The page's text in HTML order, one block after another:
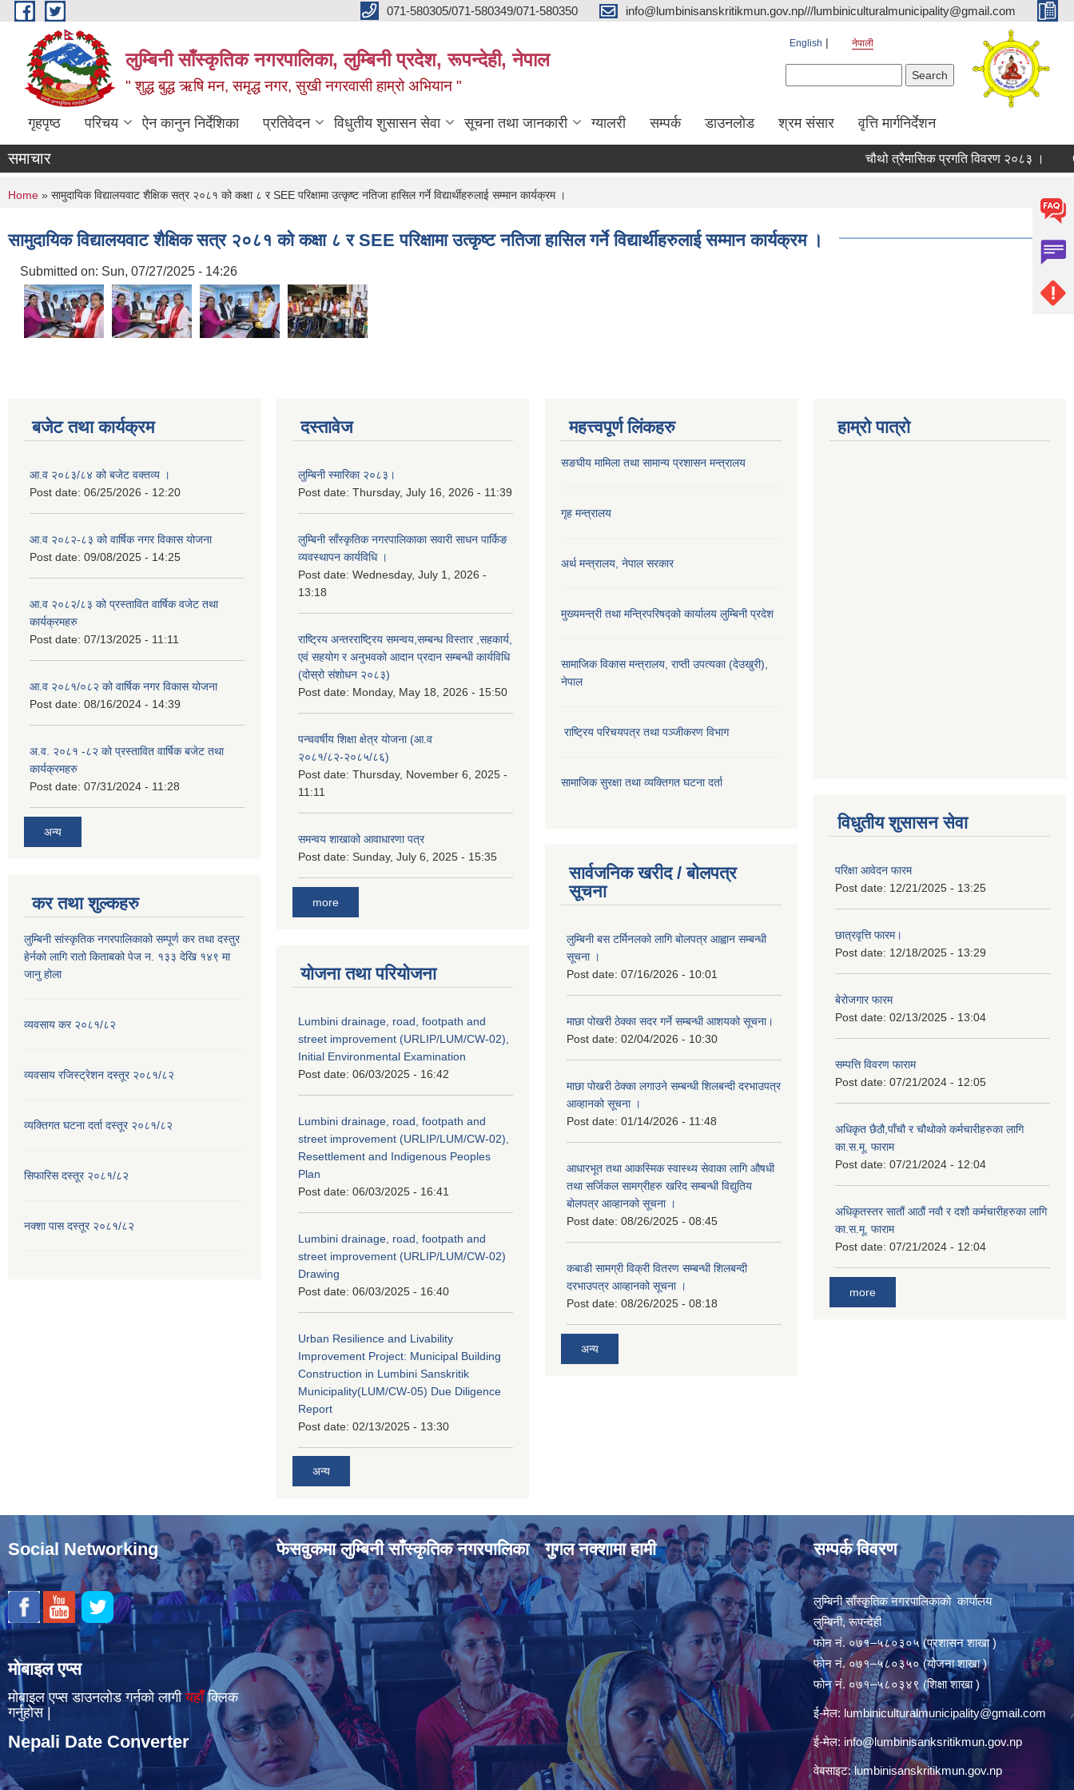
Skip to main content 071-580305/071-580349/071-580350 info@lumbinisanskritikmun.gov.np///lumbiniculturalmunicipality@gmail.com
लुम्बिनी साँस्कृतिक नगरपालिका, लुम्बिनी प्रदेश, रूपन्देही, नेपाल
" शुद्ध बुद्ध ऋषि मन, समृद्ध नगर, सुखी नगरवासी हाम्रो अभियान "
English नेपाली
गृहपृष्ठ परिचय ऐन कानुन निर्देशिका प्रतिवेदन विधुतीय शुसासन सेवा सूचना तथा जानकारी ग्यालरी सम्पर्क डाउनलोड श्रम संसार वृत्ति मार्गनिर्देशन
समाचार चौथो त्रैमासिक प्रगति विवरण २०८३ ।
You are here
Home » सामुदायिक विद्यालयवाट शैक्षिक सत्र २०८१ को कक्षा ८ र SEE परिक्षामा उत्कृष्ट नतिजा हासिल गर्ने विद्यार्थीहरुलाई सम्मान कार्यक्रम ।
सामुदायिक विद्यालयवाट शैक्षिक सत्र २०८१ को कक्षा ८ र SEE परिक्षामा उत्कृष्ट नतिजा हासिल गर्ने विद्यार्थीहरुलाई सम्मान कार्यक्रम ।
Submitted on: Sun, 07/27/2025 - 14:26
बजेट तथा कार्यक्रम
आ.व २०८३/८४ को बजेट वक्तव्य ।
Post date: 06/25/2026 - 12:20
आ.व २०८२-८३ को वार्षिक नगर विकास योजना
Post date: 09/08/2025 - 14:25
आ.व २०८२/८३ को प्रस्तावित वार्षिक वजेट तथा
कार्यक्रमहरु
Post date: 07/13/2025 - 11:11
आ.व २०८१/०८२ को वार्षिक नगर विकास योजना
Post date: 08/16/2024 - 14:39
अ.व. २०८१ -८२ को प्रस्तावित वार्षिक बजेट तथा
कार्यक्रमहरु
Post date: 07/31/2024 - 11:28
अन्य
कर तथा शुल्कहरु
लुम्बिनी सांस्कृतिक नगरपालिकाको सम्पूर्ण कर तथा दस्तुर
हेर्नको लागि रातो किताबको पेज न. १३३ देखि १४९ मा
जानु होला
व्यवसाय कर २०८१/८२
व्यवसाय रजिस्ट्रेशन दस्तूर २०८१/८२
व्यक्तिगत घटना दर्ता दस्तूर २०८१/८२
सिफारिस दस्तूर २०८१/८२
नक्शा पास दस्तूर २०८१/८२
दस्तावेज
लुम्बिनी स्मारिका २०८३।
Post date: Thursday, July 16, 2026 - 11:39
लुम्बिनी साँस्कृतिक नगरपालिकाका सवारी साधन पार्किङ
व्यवस्थापन कार्यविधि ।
Post date: Wednesday, July 1, 2026 -
13:18
राष्ट्रिय अन्तरराष्ट्रिय समन्वय,सम्बन्ध विस्तार ,सहकार्य,
एवं सहयोग र अनुभवको आदान प्रदान सम्बन्धी कार्यविधि
(दोस्रो संशोधन २०८३)
Post date: Monday, May 18, 2026 - 15:50
पन्चवर्षीय शिक्षा क्षेत्र योजना (आ.व
२०८१/८२-२०८५/८६)
Post date: Thursday, November 6, 2025 -
11:11
समन्वय शाखाको आवाधारणा पत्र
Post date: Sunday, July 6, 2025 - 15:35
more
योजना तथा परियोजना
Lumbini drainage, road, footpath and
street improvement (URLIP/LUM/CW-02),
Initial Environmental Examination
Post date: 06/03/2025 - 16:42
Lumbini drainage, road, footpath and
street improvement (URLIP/LUM/CW-02),
Resettlement and Indigenous Peoples
Plan
Post date: 06/03/2025 - 16:41
Lumbini drainage, road, footpath and
street improvement (URLIP/LUM/CW-02)
Drawing
Post date: 06/03/2025 - 16:40
Urban Resilience and Livability
Improvement Project: Municipal Building
Construction in Lumbini Sanskritik
Municipality(LUM/CW-05) Due Diligence
Report
Post date: 02/13/2025 - 13:30
अन्य
महत्त्वपूर्ण लिंकहरु
सङघीय मामिला तथा सामान्य प्रशासन मन्‍त्रालय
गृह मन्त्रालय
अर्थ मन्त्रालय, नेपाल सरकार
मुख्यमन्त्री तथा मन्त्रिपरिषद्को कार्यालय लुम्बिनी प्रदेश
सामाजिक विकास मन्‍‍त्रालय, राप्ती उपत्यका (देउखुरी),
नेपाल
राष्ट्रिय परिचयपत्र तथा पञ्जीकरण विभाग
सामाजिक सुरक्षा तथा व्यक्तिगत घटना दर्ता
सार्वजनिक खरीद / बोलपत्र
सूचना
लुम्बिनी बस टर्मिनलको लागि बोलपत्र आह्वान सम्बन्धी
सूचना ।
Post date: 07/16/2026 - 10:01
माछा पोखरी ठेक्का सदर गर्ने सम्बन्धी आशयको सूचना।
Post date: 02/04/2026 - 10:30
माछा पोखरी ठेक्का लगाउने सम्बन्धी शिलबन्दी दरभाउपत्र
आव्हानको सूचना ।
Post date: 01/14/2026 - 11:48
आधारभूत तथा आकस्मिक स्वास्थ्य सेवाका लागि औषधी
तथा सर्जिकल सामग्रीहरु खरिद सम्बन्धी विद्युतिय
बोलपत्र आव्हानको सूचना ।
Post date: 08/26/2025 - 08:45
कबाडी सामग्री विक्री वितरण सम्बन्धी शिलबन्दी
दरभाउपत्र आव्हानको सूचना ।
Post date: 08/26/2025 - 08:18
अन्य
हाम्रो पात्रो
विधुतीय शुसासन सेवा
परिक्षा आवेदन फारम
Post date: 12/21/2025 - 13:25
छात्रवृत्ति फारम।
Post date: 12/18/2025 - 13:29
बेरोजगार फारम
Post date: 02/13/2025 - 13:04
सम्पत्ति विवरण फाराम
Post date: 07/21/2024 - 12:05
अधिकृत छैठौ,पाँचौ र चौथोको कर्मचारीहरुका लागि
का.स.मू. फाराम
Post date: 07/21/2024 - 12:04
अधिकृतस्तर सातौं आठौं नवौ र दशौ कर्मचारीहरुका लागि
का.स.मू. फाराम
Post date: 07/21/2024 - 12:04
more
Social Networking
मोबाइल एप्स
मोबाइल एप्स डाउनलोड गर्नको लागीयहाँँक्लिक
गर्नुहोस |
Nepali Date Converter
फेसवुकमा लुम्बिनी साँस्कृतिक नगरपालिका गुगल नक्शामा हामी सम्पर्क विवरण
लुम्बिनी साँस्कृतिक नगरपालिकाको कार्यालय
लुम्बिनी, रूपन्देही
फोन नं. ०७१–५८०३०५ (प्रशासन शाखा )
फोन नं. ०७१–५८०३५० (योजना शाखा )
फोन नं. ०७१–५८०३४९ (शिक्षा शाखा )
ई-मेल: lumbiniculturalmunicipality@gmail.com
ई-मेल: info@lumbinisanksritikmun.gov.np
वेबसाइट: lumbinisanskritikmun.gov.np